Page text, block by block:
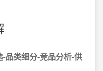
品类细分-竞品分析-供